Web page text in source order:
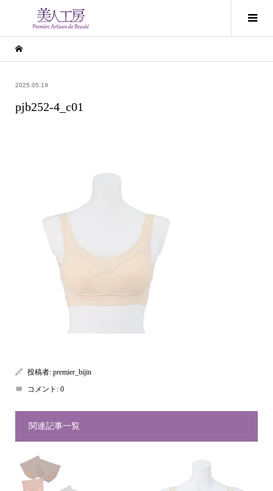
2025.05.19
pjb252-4_c01
投稿者: premier_bijin
コメント: 0
関連記事一覧